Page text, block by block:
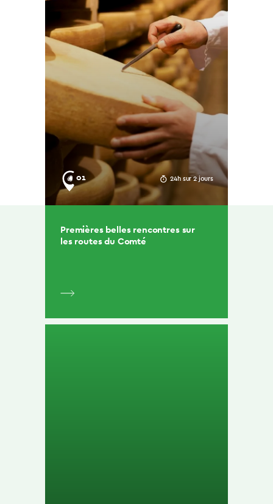
01 24h sur 2 jours
Premières belles rencontres sur
les routes du Comté